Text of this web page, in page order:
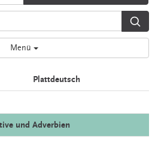
Menü
Plattdeutsch
und Adverbien